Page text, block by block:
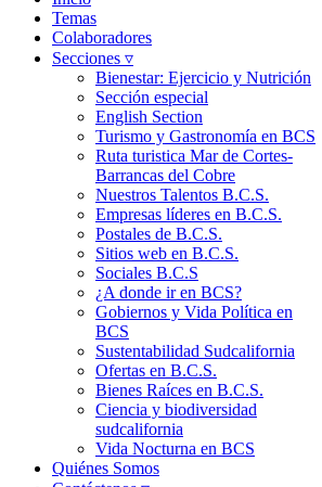
Temas
Colaboradores
Secciones ▿
Bienestar: Ejercicio y Nutrición
Sección especial
English Section
Turismo y Gastronomía en BCS
Ruta turistica Mar de Cortes-
Barrancas del Cobre
Nuestros Talentos B.C.S.
Empresas líderes en B.C.S.
Postales de B.C.S.
Sitios web en B.C.S.
Sociales B.C.S
¿A donde ir en BCS?
Gobiernos y Vida Política en
BCS
Sustentabilidad Sudcalifornia
Ofertas en B.C.S.
Bienes Raíces en B.C.S.
Ciencia y biodiversidad
sudcalifornia
Vida Nocturna en BCS
Quiénes Somos